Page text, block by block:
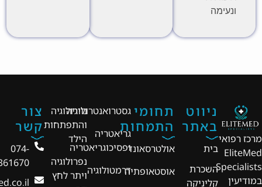
ונעימה
מרכז רפואי
EliteMed
Specialists
במודיעין
ניווט
באתר
בית
השכרת
קליניקה
תחומי
התמחות
אולטרסאונד
אוסטאופתיה
גסטרואנטרולוגיה
גריאטריה
ופסיכוגריאטריה
דרמטולוגיה
נוירולוגיה
והתפתחות
הילד
נפרולוגיה
ויתר לחץ
צור
קשר
074-